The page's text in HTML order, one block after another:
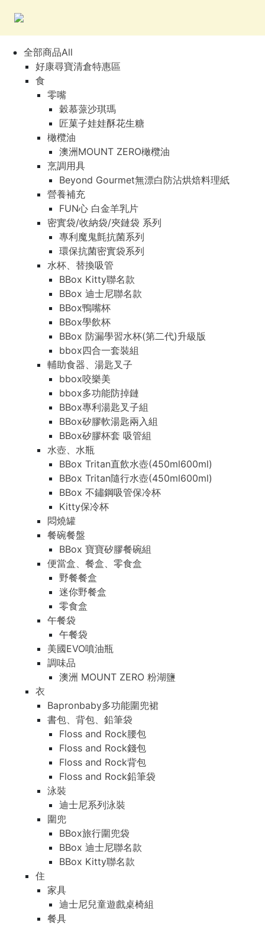
全部商品All
好康尋寶清倉特惠區
食
零嘴
穀慕蒎沙琪瑪
匠菓子娃娃酥花生糖
橄欖油
澳洲MOUNT ZERO橄欖油
烹調用具
Beyond Gourmet無漂白防沾烘焙料理紙
營養補充
FUN心 白金羊乳片
密實袋/收納袋/夾鏈袋 系列
專利魔鬼氈抗菌系列
環保抗菌密實袋系列
水杯、替換吸管
BBox Kitty聯名款
BBox 迪士尼聯名款
BBox鴨嘴杯
BBox學飲杯
BBox 防漏學習水杯(第二代)升級版
bbox四合一套裝組
輔助食器、湯匙叉子
bbox咬樂美
bbox多功能防掉鏈
BBox專利湯匙叉子組
BBox矽膠軟湯匙兩入組
BBox矽膠杯套 吸管組
水壺、水瓶
BBox Tritan直飲水壺(450ml600ml)
BBox Tritan隨行水壺(450ml600ml)
BBox 不鏽鋼吸管保冷杯
Kitty保冷杯
悶燒罐
餐碗餐盤
BBox 寶寶矽膠餐碗組
便當盒、餐盒、零食盒
野餐餐盒
迷你野餐盒
零食盒
午餐袋
午餐袋
美國EVO噴油瓶
調味品
澳洲 MOUNT ZERO 粉湖鹽
衣
Bapronbaby多功能圍兜裙
書包、背包、鉛筆袋
Floss and Rock腰包
Floss and Rock錢包
Floss and Rock背包
Floss and Rock鉛筆袋
泳裝
迪士尼系列泳裝
圍兜
BBox旅行圍兜袋
BBox 迪士尼聯名款
BBox Kitty聯名款
住
家具
迪士尼兒童遊戲桌椅組
餐具